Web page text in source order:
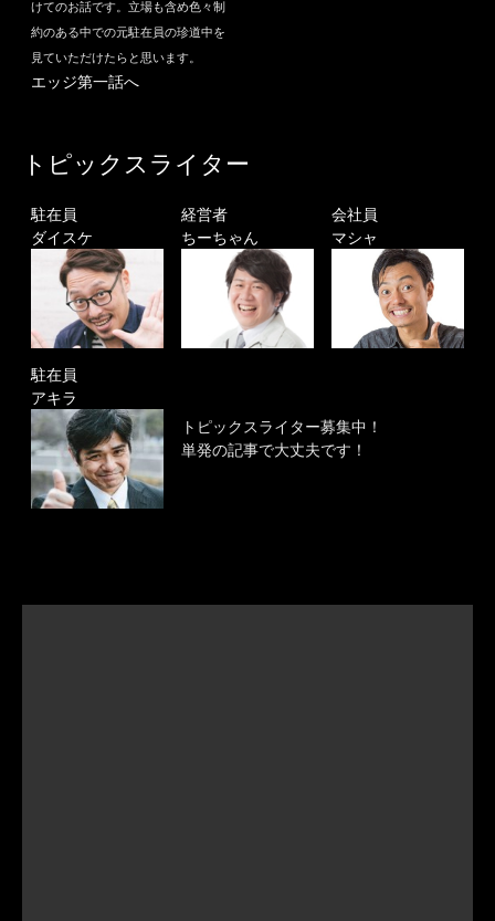
けてのお話です。立場も含め色々制
約のある中での元駐在員の珍道中を
見ていただけたらと思います。
エッジ第一話へ
トピックスライター
駐在員
ダイスケ
経営者
ちーちゃん
会社員
マシャ
駐在員
アキラ
トピックスライター募集中！
単発の記事で大丈夫です！